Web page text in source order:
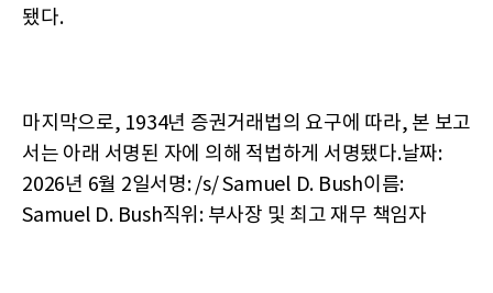
됐다.
마지막으로, 1934년 증권거래법의 요구에 따라, 본 보고
서는 아래 서명된 자에 의해 적법하게 서명됐다.날짜:
2026년 6월 2일서명: /s/ Samuel D. Bush이름:
Samuel D. Bush직위: 부사장 및 최고 재무 책임자